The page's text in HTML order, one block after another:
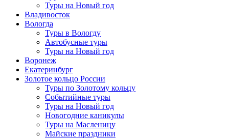
Туры на Новый год
Владивосток
Вологда
Туры в Вологду
Автобусные туры
Туры на Новый год
Воронеж
Екатеринбург
Золотое кольцо России
Туры по Золотому кольцу
Событийные туры
Туры на Новый год
Новогодние каникулы
Туры на Масленицу
Майские праздники